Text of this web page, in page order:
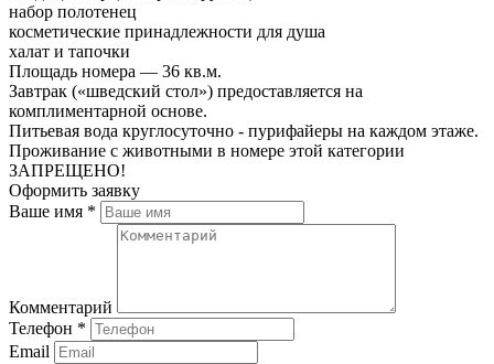
набор полотенец
косметические принадлежности для душа
халат и тапочки
Площадь номера — 36 кв.м.
Завтрак («шведский стол») предоставляется на
комплиментарной основе.
Питьевая вода круглосуточно - пурифайеры на каждом этаже.
Проживание с животными в номере этой категории
ЗАПРЕЩЕНО!
Оформить заявку
Ваше имя *
Комментарий
Телефон *
Email